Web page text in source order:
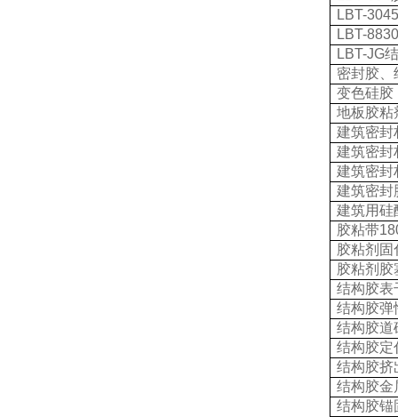
LBT-
LBT-
LBT-JG
密封胶、
变色硅胶
地板胶粘
建筑密封
建筑密封
建筑密封
建筑密封
建筑用硅
胶粘带
胶粘剂
胶粘剂
结构胶表
结构胶弹
结构胶道
结构胶定
结构胶挤
结构胶金
结构胶锚